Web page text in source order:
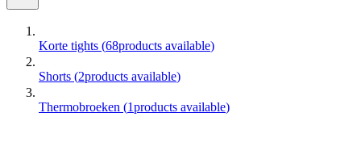
Korte tights (68products available)
Shorts (2products available)
Thermobroeken (1products available)